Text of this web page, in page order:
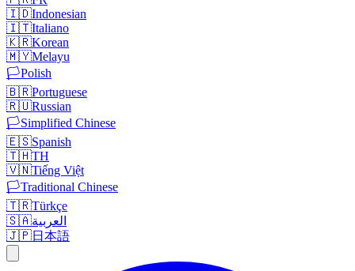
🇮🇩Indonesian
🇮🇹Italiano
🇰🇷Korean
🇲🇾Melayu
🏳️Polish
🇧🇷Portuguese
🇷🇺Russian
🏳️Simplified Chinese
🇪🇸Spanish
🇹🇭TH
🇻🇳Tiếng Việt
🏳️Traditional Chinese
🇹🇷Türkçe
🇸🇦العربية
🇯🇵日本語